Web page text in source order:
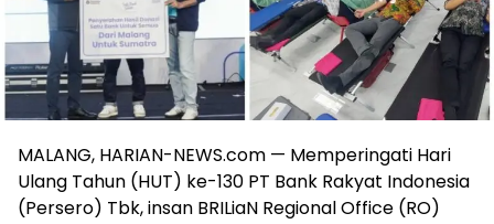
MALANG, HARIAN-NEWS.com — Memperingati Hari
Ulang Tahun (HUT) ke-130 PT Bank Rakyat Indonesia
(Persero) Tbk, insan BRILiaN Regional Office (RO)